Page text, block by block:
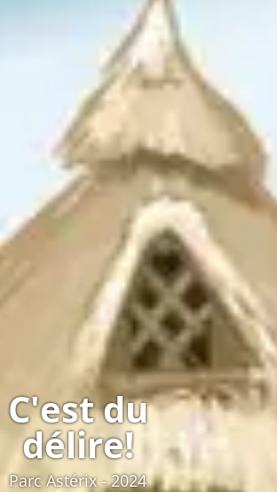
C'est du
délire!
Parc Astérix - 2024